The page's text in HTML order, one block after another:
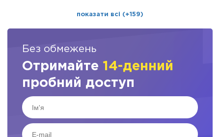
показати всі (+159)
Без обмежень
Отримайте 14-денний
пробний доступ